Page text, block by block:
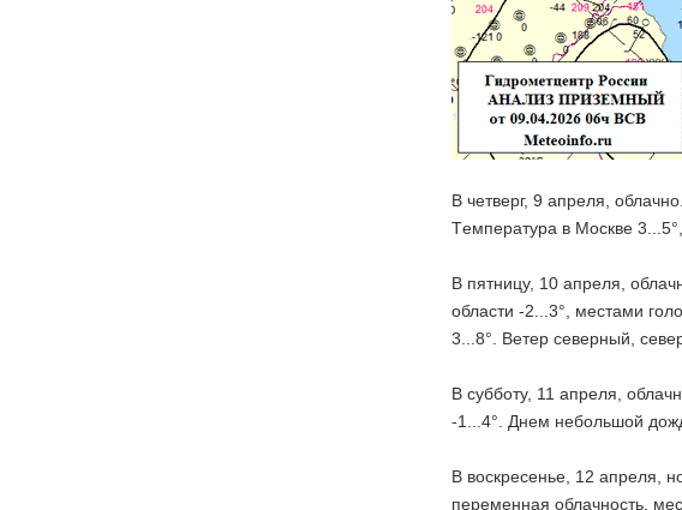
В четверг, 9 апреля,
Tемпература в Москве
В пятницу, 10 апреля,
области -2...3°, местами
3...8°. Ветер северный,
В субботу, 11 апреля,
-1...4°. Днем небольшой
В воскресенье, 12 апреля,
переменная облачность,